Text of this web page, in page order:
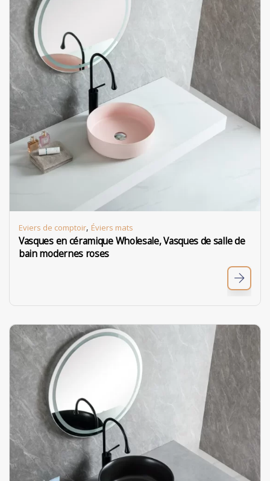
Eviers de comptoir, Éviers mats
Vasques en céramique Wholesale, Vasques de salle de
bain modernes roses